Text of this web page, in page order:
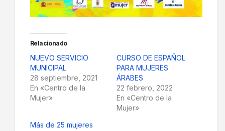
Relacionado
NUEVO SERVICIO
MUNICIPAL
28 septiembre, 2021
En «Centro de la
Mujer»
CURSO DE ESPAÑOL
PARA MUJERES
ÁRABES
22 febrero, 2022
En «Centro de la
Mujer»
Más de 25 mujeres